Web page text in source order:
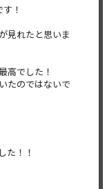
！
見れたと思いま
高でした！
たのではないで
た！！